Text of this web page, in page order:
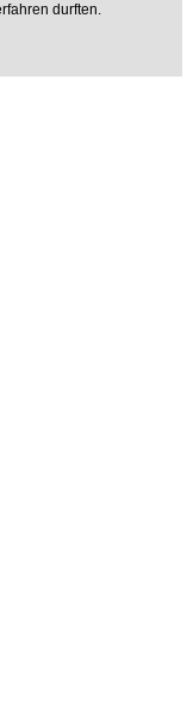
durften.